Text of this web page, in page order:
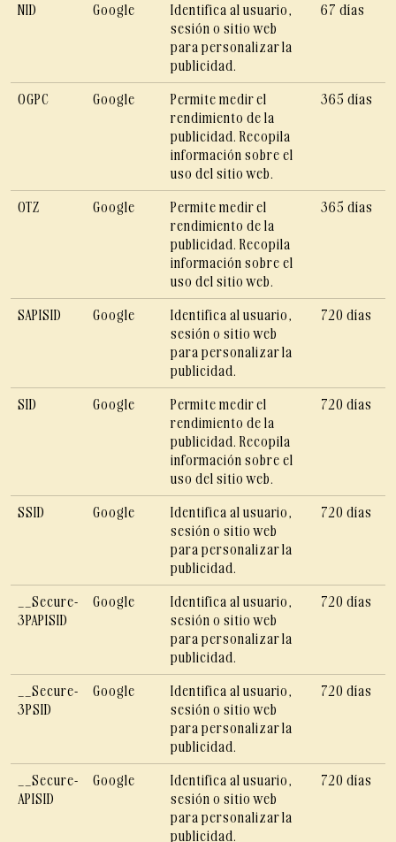
NID Google
Identifica al usuario,
sesión o sitio web
para personalizar la
publicidad.
67 días
OGPC Google
Permite medir el
rendimiento de la
publicidad. Recopila
información sobre el
uso del sitio web.
365 días
OTZ Google
Permite medir el
rendimiento de la
publicidad. Recopila
información sobre el
uso del sitio web.
365 días
SAPISID Google
Identifica al usuario,
sesión o sitio web
para personalizar la
publicidad.
720 días
SID Google
Permite medir el
rendimiento de la
publicidad. Recopila
información sobre el
uso del sitio web.
720 días
SSID Google
Identifica al usuario,
sesión o sitio web
para personalizar la
publicidad.
720 días
__Secure-
3PAPISID
Google
Identifica al usuario,
sesión o sitio web
para personalizar la
publicidad.
720 días
__Secure-
3PSID
Google
Identifica al usuario,
sesión o sitio web
para personalizar la
publicidad.
720 días
__Secure-
APISID
Google
Identifica al usuario,
sesión o sitio web
para personalizar la
publicidad.
720 días